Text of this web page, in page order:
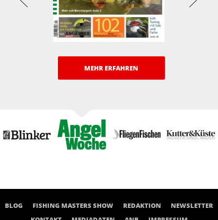
MEHR ERFAHREN
BLOG FISHING MASTERS SHOW REDAKTION
NEWSLETTER